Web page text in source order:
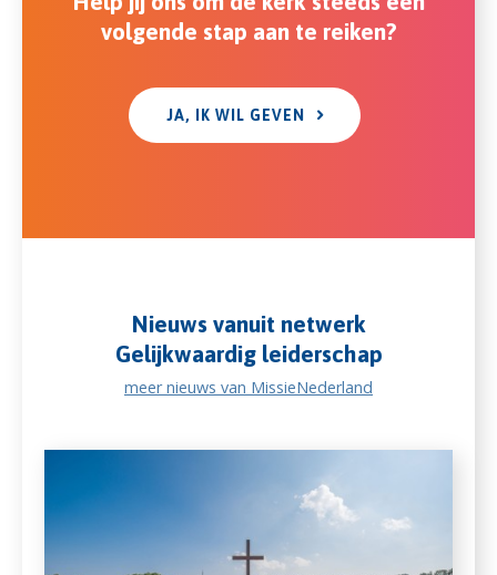
volgende stap aan te reiken?
JA, IK WIL GEVEN
Nieuws vanuit netwerk
Gelijkwaardig leiderschap
meer nieuws van MissieNederland